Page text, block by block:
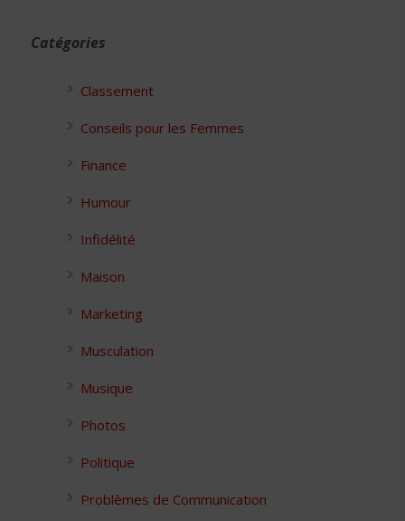
Catégories
Classement
Conseils pour les Femmes
Finance
Humour
Infidélité
Maison
Marketing
Musculation
Musique
Photos
Politique
Problèmes de Communication